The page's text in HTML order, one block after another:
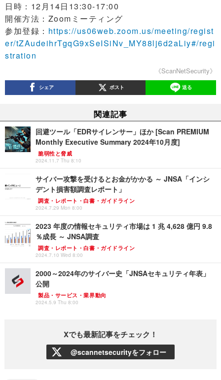
日時：12月14日13:30-17:00
開催方法：Zoomミーティング
参加登録： https://us06web.zoom.us/meeting/regist
er/tZAudeihrTgqG9xSeISiNv_MY88lj6d2aLiy#/regi
stration
《ScanNetSecurity》
シェア ポスト 送る
関連記事
回避ツール「EDRサイレンサー」ほか [Scan PREMIUM
Monthly Executive Summary 2024年10月度]
脆弱性と脅威
2024.11.7 Thu 8:10
サイバー攻撃を受けるとお金がかかる ～ JNSA「インシ
デント損害額調査レポート」
調査・レポート・白書・ガイドライン
2024.7.29 Mon 8:00
2023 年度の情報セキュリティ市場は 1 兆 4,628 億円 9.8
％成長 ～ JNSA調査
調査・レポート・白書・ガイドライン
2024.7.10 Wed 8:00
2000～2024年のサイバー史「JNSAセキュリティ年表」
公開
製品・サービス・業界動向
2024.5.9 Thu 8:00
Xでも最新記事をチェック！
@scannetsecurityをフォロー